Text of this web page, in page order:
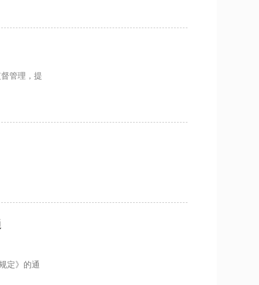
管理，提
定》的通